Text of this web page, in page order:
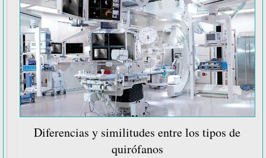
Diferencias y similitudes entre los tipos de
quirófanos